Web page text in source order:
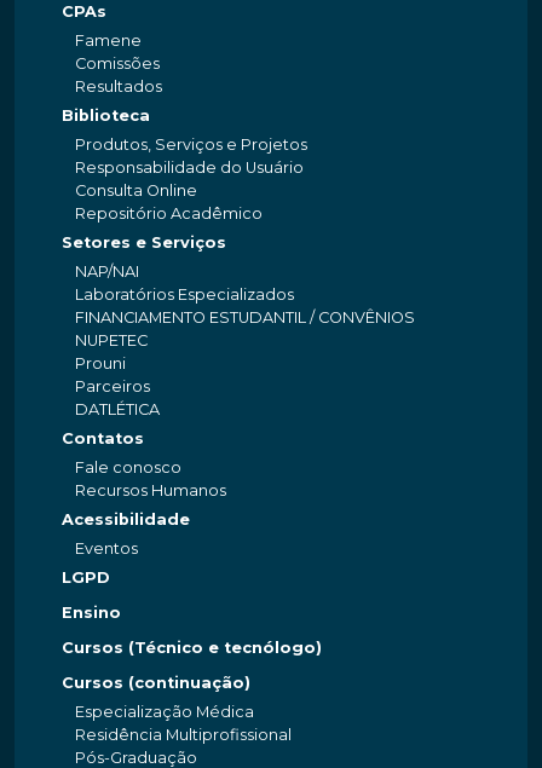
CPAs
Famene
Comissões
Resultados
Biblioteca
Produtos, Serviços e Projetos
Responsabilidade do Usuário
Consulta Online
Repositório Acadêmico
Setores e Serviços
NAP/NAI
Laboratórios Especializados
FINANCIAMENTO ESTUDANTIL / CONVÊNIOS
NUPETEC
Prouni
Parceiros
DATLÉTICA
Contatos
Fale conosco
Recursos Humanos
Acessibilidade
Eventos
LGPD
Ensino
Cursos (Técnico e tecnólogo)
Cursos (continuação)
Especialização Médica
Residência Multiprofissional
Pós-Graduação